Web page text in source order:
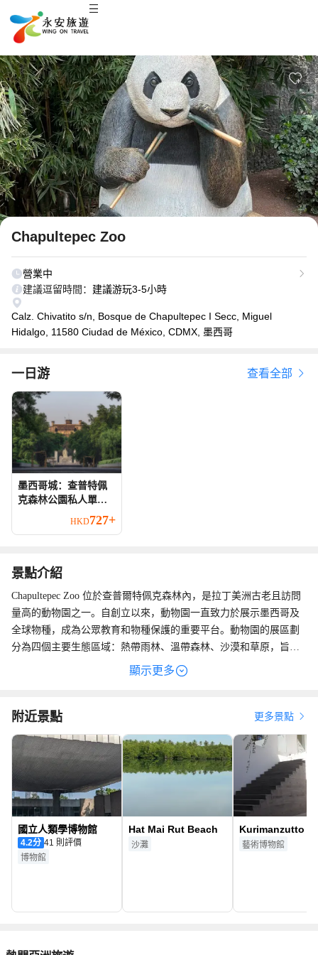
2/19
Chapultepec Zoo
營業中
建議逗留時間： 建議游玩3-5小時
Calz. Chivatito s/n, Bosque de Chapultepec I Secc, Miguel
Hidalgo, 11580 Ciudad de México, CDMX, 墨西哥
一日游 查看全部
墨西哥城：查普特佩
克森林公園私人單車
HKD727+
景點介紹
Chapultepec Zoo 位於查普爾特佩克森林內，是拉丁美洲古老且訪問
量高的動物園之一。自創立以來，動物園一直致力於展示墨西哥及
全球物種，成為公眾教育和物種保護的重要平台。動物園的展區劃
分為四個主要生態區域：熱帶雨林、溫帶森林、沙漠和草原，旨在
模擬自然棲息地，提升動物福利並促進遊客的生態理解。其中，墨
有生殖生理實驗室，與國內外機構合作，致力於瀕危物種的保護和
研究。作為墨西哥城市生態文化的象徵，Chapultepec Zoo 不僅是動
物愛好者的天堂，也是體驗墨西哥生物多樣性和環境教育的重要場
所。
顯示更多
附近景點 更多景點
國立人類學博物館
4.2分
41 則評價
博物館
Hat Mai Rut Beach
沙灘
Kurimanzutto
藝術博物館